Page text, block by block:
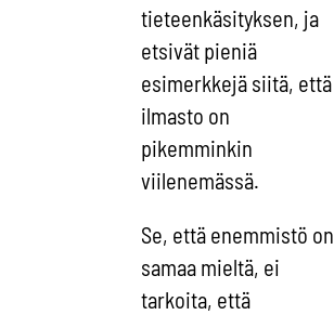
tieteenkäsityksen, ja
etsivät pieniä
esimerkkejä siitä, että
ilmasto on
pikemminkin
viilenemässä.
Se, että enemmistö on
samaa mieltä, ei
tarkoita, että